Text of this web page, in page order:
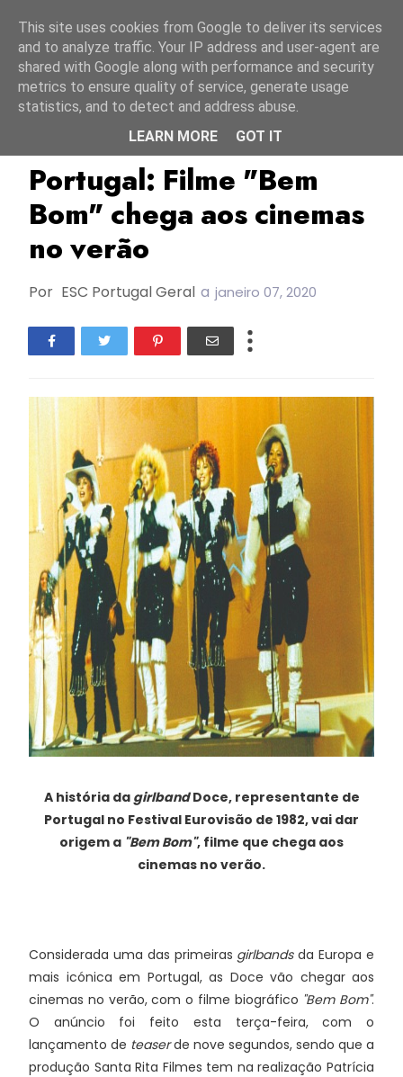
Cinema Doce
Portugal: Filme "Bem
Bom" chega aos cinemas
no verão
Por ESC Portugal Geral a janeiro 07, 2020
A história da girlbandDoce, representante de
Portugal no Festival Eurovisão de 1982, vai dar
origem a "Bem Bom", filme que chega aos
cinemas no verão.
Considerada uma das primeiras girlbandsda Europa e
mais icónica em Portugal, as Doce vão chegar aos
cinemas no verão, com o filme biográfico "Bem Bom".
O anúncio foi feito esta terça-feira, com o
lançamento de teaserde nove segundos, sendo que a
produção Santa Rita Filmes tem na realização Patrícia
This site uses cookies from Google to deliver its services
and to analyze traffic. Your IP address and user-agent are
shared with Google along with performance and security
metrics to ensure quality of service, generate usage
statistics, and to detect and address abuse.
LEARN MORE
GOT IT